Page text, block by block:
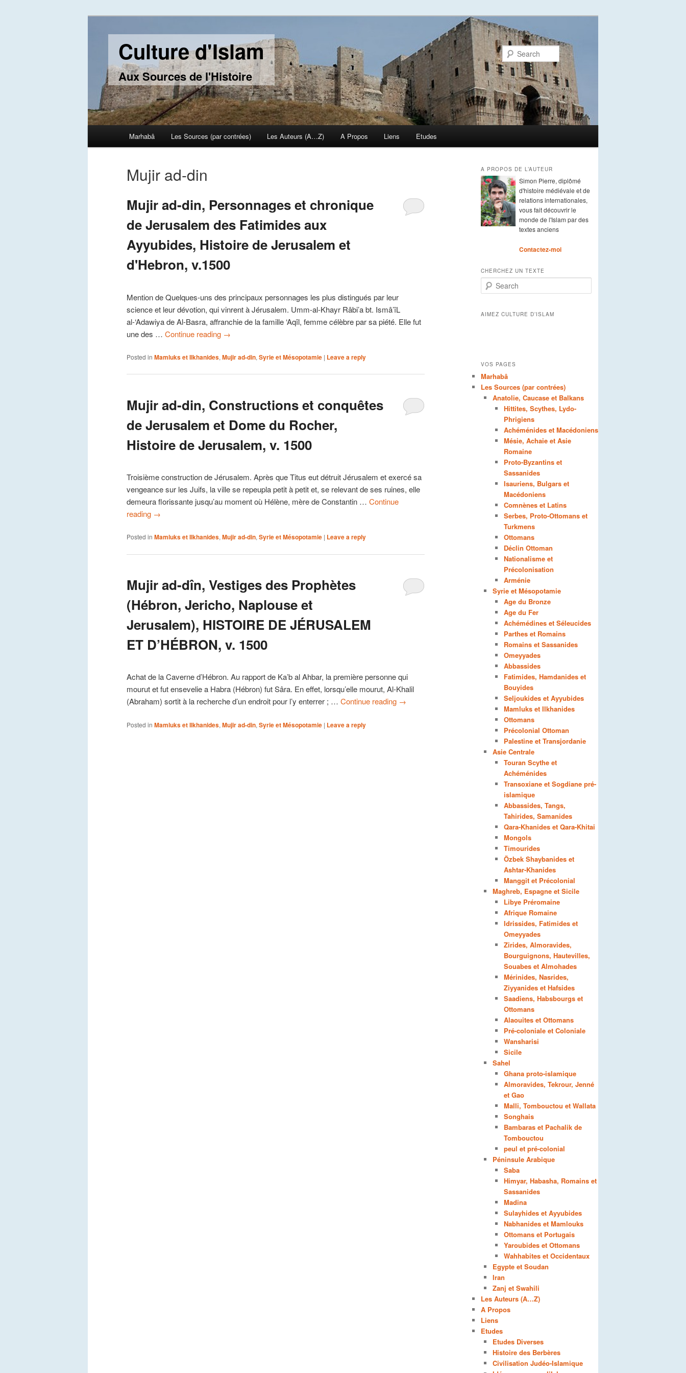
Culture d'Islam
Aux Sources de l'Histoire
Search
Skip to primary content
Skip to secondary content
Marhabâ Les Sources (par contrées) Les Auteurs (A…Z) A Propos Liens Etudes
Mujir ad-din
Mujir ad-din, Personnages et chronique
de Jerusalem des Fatimides aux
Ayyubides, Histoire de Jerusalem et
d'Hebron, v.1500
Mention de Quelques-uns des principaux personnages les plus distingués par leur
science et leur dévotion, qui vinrent à Jérusalem. Umm-al-Khayr Râbi’a bt. Ismâ’îL
al-‘Adawiya de Al-Basra, affranchie de la famille ‘Aqîl, femme célèbre par sa piété. Elle fut
une des … Continue reading →
Posted in Mamluks et Ilkhanides, Mujir ad-din, Syrie et Mésopotamie | Leave a reply
Mujir ad-din, Constructions et conquêtes
de Jerusalem et Dome du Rocher,
Histoire de Jerusalem, v. 1500
Troisième construction de Jérusalem. Après que Titus eut détruit Jérusalem et exercé sa
vengeance sur les Juifs, la ville se repeupla petit à petit et, se relevant de ses ruines, elle
demeura florissante jusqu’au moment où Hélène, mère de Constantin … Continue
reading →
Posted in Mamluks et Ilkhanides, Mujir ad-din, Syrie et Mésopotamie | Leave a reply
Mujir ad-dîn, Vestiges des Prophètes
(Hébron, Jericho, Naplouse et
Jerusalem), HISTOIRE DE JÉRUSALEM
ET D’HÉBRON, v. 1500
Achat de la Caverne d’Hébron. Au rapport de Ka’b al Ahbar, la première personne qui
mourut et fut ensevelie a Habra (Hébron) fut Sâra. En effet, lorsqu’elle mourut, Al-Khalil
(Abraham) sortit à la recherche d’un endroit pour l’y enterrer ; … Continue reading →
Posted in Mamluks et Ilkhanides, Mujir ad-din, Syrie et Mésopotamie | Leave a reply
A PROPOS DE L’AUTEUR
Simon Pierre, diplômé
d'histoire médiévale et de
relations internationales,
vous fait découvrir le
monde de l'Islam par des
textes anciens
Contactez-moi
CHERCHEZ UN TEXTE
Search
AIMEZ CULTURE D’ISLAM
VOS PAGES
Marhabâ
Les Sources (par contrées)
Anatolie, Caucase et Balkans
Hittites, Scythes, Lydo-
Phrigiens
Achéménides et Macédoniens
Mésie, Achaie et Asie
Romaine
Proto-Byzantins et
Sassanides
Isauriens, Bulgars et
Macédoniens
Comnènes et Latins
Serbes, Proto-Ottomans et
Turkmens
Ottomans
Déclin Ottoman
Nationalisme et
Précolonisation
Arménie
Syrie et Mésopotamie
Age du Bronze
Age du Fer
Achémédines et Séleucides
Parthes et Romains
Romains et Sassanides
Omeyyades
Abbassides
Fatimides, Hamdanides et
Bouyides
Seljoukides et Ayyubides
Mamluks et Ilkhanides
Ottomans
Précolonial Ottoman
Palestine et Transjordanie
Asie Centrale
Touran Scythe et
Achéménides
Transoxiane et Sogdiane pré-
islamique
Abbassides, Tangs,
Tahirides, Samanides
Qara-Khanides et Qara-Khitai
Mongols
Timourides
Özbek Shaybanides et
Ashtar-Khanides
Manggit et Précolonial
Maghreb, Espagne et Sicile
Libye Préromaine
Afrique Romaine
Idrissides, Fatimides et
Omeyyades
Zirides, Almoravides,
Bourguignons, Hautevilles,
Souabes et Almohades
Mérinides, Nasrides,
Ziyyanides et Hafsides
Saadiens, Habsbourgs et
Ottomans
Alaouites et Ottomans
Pré-coloniale et Coloniale
Wansharisi
Sicile
Sahel
Ghana proto-islamique
Almoravides, Tekrour, Jenné
et Gao
Malli, Tombouctou et Wallata
Songhais
Bambaras et Pachalik de
Tombouctou
peul et pré-colonial
Péninsule Arabique
Saba
Himyar, Habasha, Romains et
Sassanides
Madina
Sulayhides et Ayyubides
Nabhanides et Mamlouks
Ottomans et Portugais
Yaroubides et Ottomans
Wahhabites et Occidentaux
Egypte et Soudan
Iran
Zanj et Swahili
Les Auteurs (A…Z)
A Propos
Liens
Etudes
Etudes Diverses
Histoire des Berbères
Civilisation Judéo-Islamique